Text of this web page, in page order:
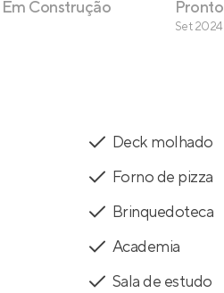
Em Construção
Pronto
Set 2024
Deck molhado
Forno de pizza
Brinquedoteca
Academia
Sala de estudo